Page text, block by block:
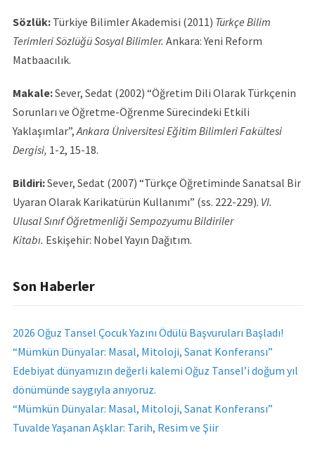
Sözlük:Türkiye Bilimler Akademisi (2011) Türkçe Bilim
Terimleri Sözlüğü Sosyal Bilimler. Ankara: Yeni Reform
Matbaacılık.
Makale:Sever, Sedat (2002) “Öğretim Dili Olarak Türkçenin
Sorunları ve Öğretme-Öğrenme Sürecindeki Etkili
Yaklaşımlar”,Ankara Üniversitesi Eğitim Bilimleri Fakültesi
Dergisi, 1-2, 15-18.
Bildiri:Sever, Sedat (2007) “Türkçe Öğretiminde Sanatsal Bir
Uyaran Olarak Karikatürün Kullanımı” (ss. 222-229). VI.
Ulusal Sınıf Öğretmenliği Sempozyumu Bildiriler
Kitabı. Eskişehir: Nobel Yayın Dağıtım.
Son Haberler
2026 Oğuz Tansel Çocuk Yazını Ödülü Başvuruları Başladı!
“Mümkün Dünyalar: Masal, Mitoloji, Sanat Konferansı”
Edebiyat dünyamızın değerli kalemi Oğuz Tansel’i doğum yıl
dönümünde saygıyla anıyoruz.
“Mümkün Dünyalar: Masal, Mitoloji, Sanat Konferansı”
Tuvalde Yaşanan Aşklar: Tarih, Resim ve Şiir